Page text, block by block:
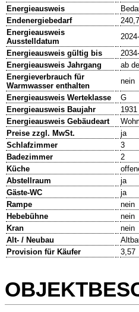
Energieausweis
Endenergiebedarf
Energieausweis
Ausstelldatum
Energieausweis gültig bis
Energieausweis Jahrgang
ab
Energieverbrauch für
Warmwasser enthalten
nein
Energieausweis Werteklasse
G
Energieausweis Baujahr
1931
Energieausweis Gebäudeart
Preise zzgl. MwSt.
ja
Schlafzimmer
3
Badezimmer
2
Küche
Abstellraum
ja
Gäste-WC
ja
Rampe
nein
Hebebühne
nein
Kran
nein
Alt- / Neubau
Provision für Käufer
3,57